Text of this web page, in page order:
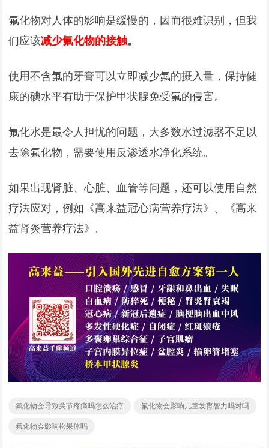
氟化物对人体的影响是缓慢的，因而很难识别，但我
们应该减少氟化物的接触。
使用不含氟的牙膏可以立即减少氟的摄入量，保持健
康的碘水平有助于保护甲状腺免受氟的侵害。
氟化水是最令人担忧的问题，大多数水过滤器不足以
去除氟化物，需要使用反渗透水净化系统。
如果出现肾脏、心脏、血管等问题，还可以使用自然
疗法应对，例如《高来益冠心病营养疗法》、《高来
益肾炎营养疗法》。
氟化物会导致关节疼痛吗怎么治疗
氟化物会影响儿童发育智力吗对吗
氟化物会影响松果体吗